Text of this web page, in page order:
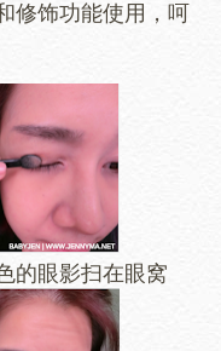
修饰功能使用，呵
的眼影扫在眼窝